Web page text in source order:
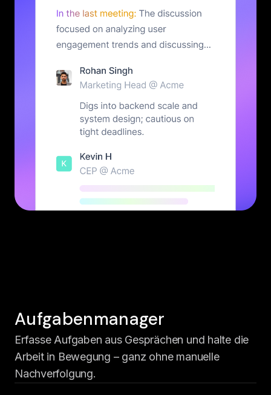
Aufgabenmanager
Erfasse Aufgaben aus Gesprächen und halte die
Arbeit in Bewegung – ganz ohne manuelle
Nachverfolgung.